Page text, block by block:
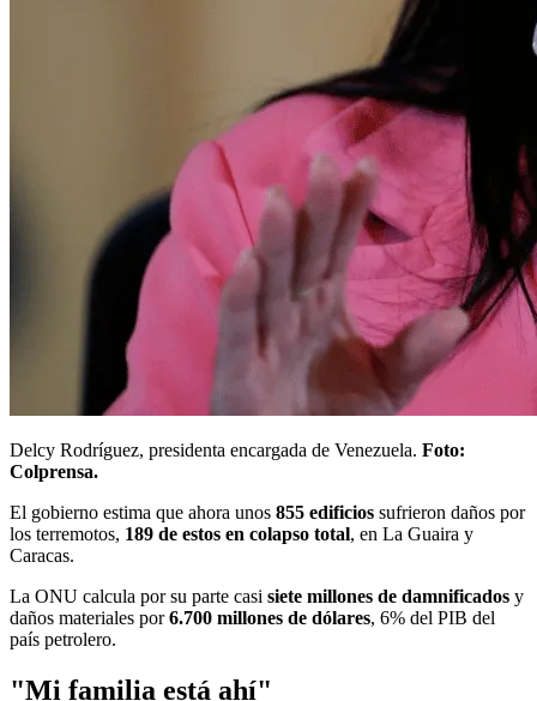
Delcy Rodríguez, presidenta encargada de Venezuela. Foto:
Colprensa.
El gobierno estima que ahora unos 855 edificios sufrieron daños por
los terremotos, 189 de estos en colapso total, en La Guaira y
Caracas.
La ONU calcula por su parte casi siete millones de damnificados y
daños materiales por6.700 millones de dólares, 6% del PIB del
país petrolero.
"Mi familia está ahí"